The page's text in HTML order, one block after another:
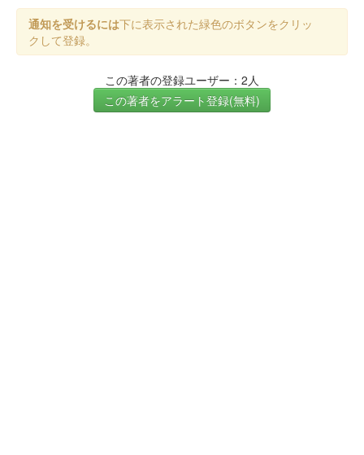
通知を受けるには下に表示された緑色のボタンをクリッ
クして登録。
この著者の登録ユーザー：2人
この著者をアラート登録(無料)